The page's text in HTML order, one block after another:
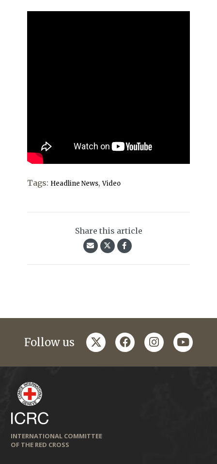
Tags: Headline News,Video
Share this article
Follow us twitterfacebookinstagramyoutube
INTERNATIONAL COMMITTEE
OF THE RED CROSS